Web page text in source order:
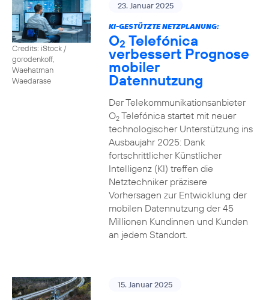
Credits: iStock /
gorodenkoff,
Waehatman
Waedarase
23. Januar 2025
KI-GESTÜTZTE NETZPLANUNG:
O2 Telefónica
verbessert Prognose
mobiler
Datennutzung
Der Telekommunikationsanbieter
O2Telefónica startet mit neuer
technologischer Unterstützung ins
Ausbaujahr 2025: Dank
fortschrittlicher Künstlicher
Intelligenz (KI) treffen die
Netztechniker präzisere
Vorhersagen zur Entwicklung der
mobilen Datennutzung der 45
Millionen Kundinnen und Kunden
an jedem Standort.
15. Januar 2025